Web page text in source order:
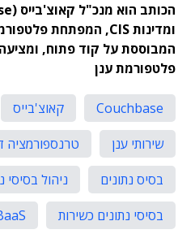
פלטפורמת ענן
Couchbase קאוצ'בייס
שירותי ענן
טרנספורמציה
בסיס נתונים
ניהול בסיסי
בסיסי נתונים כשירות